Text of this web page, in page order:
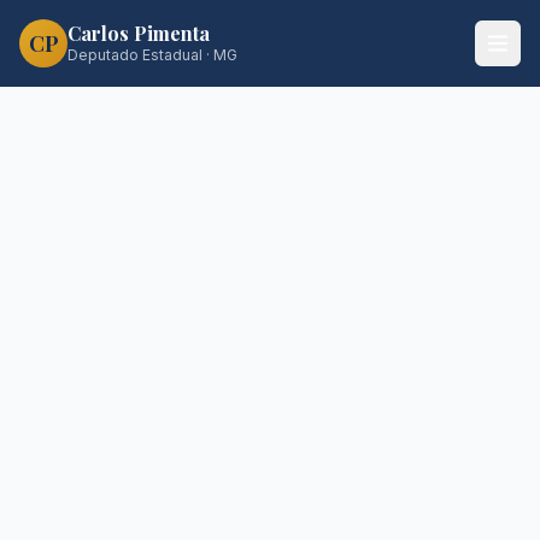
CP Carlos Pimenta
Deputado Estadual · MG